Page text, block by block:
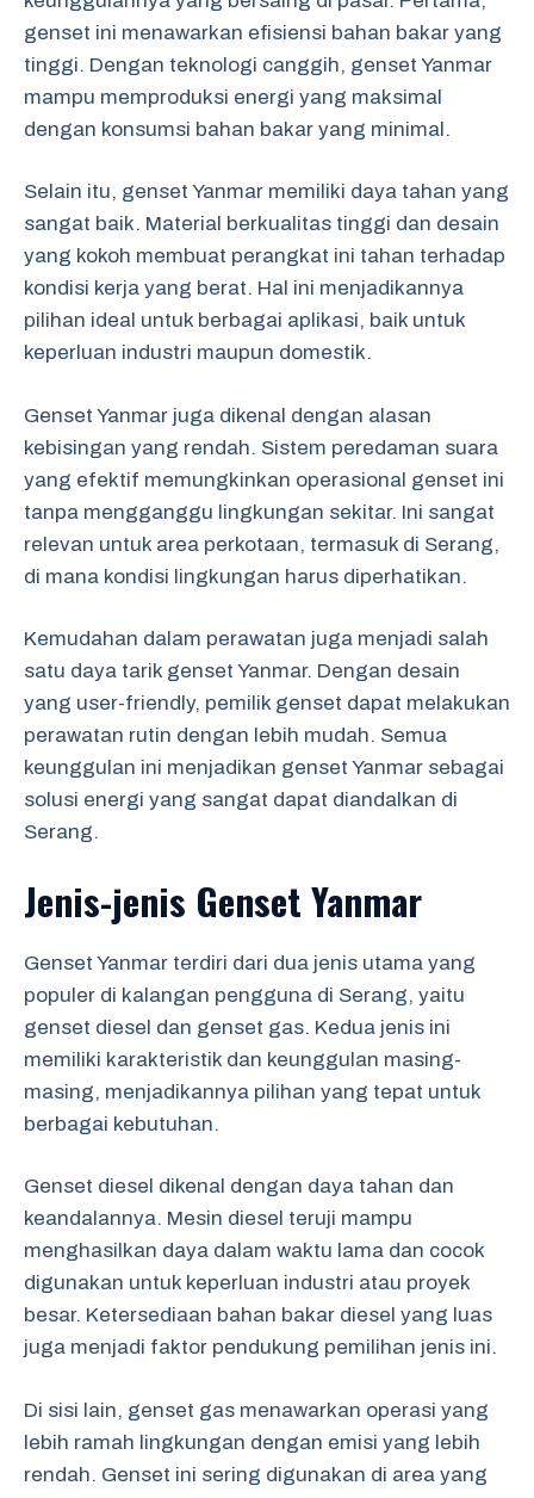
genset ini menawarkan efisiensi bahan bakar yang
tinggi. Dengan teknologi canggih, genset Yanmar
mampu memproduksi energi yang maksimal
dengan konsumsi bahan bakar yang minimal.
Selain itu, genset Yanmar memiliki daya tahan yang
sangat baik. Material berkualitas tinggi dan desain
yang kokoh membuat perangkat ini tahan terhadap
kondisi kerja yang berat. Hal ini menjadikannya
pilihan ideal untuk berbagai aplikasi, baik untuk
keperluan industri maupun domestik.
Genset Yanmar juga dikenal dengan alasan
kebisingan yang rendah. Sistem peredaman suara
yang efektif memungkinkan operasional genset ini
tanpa mengganggu lingkungan sekitar. Ini sangat
relevan untuk area perkotaan, termasuk di Serang,
di mana kondisi lingkungan harus diperhatikan.
Kemudahan dalam perawatan juga menjadi salah
satu daya tarik genset Yanmar. Dengan desain
yang user-friendly, pemilik genset dapat melakukan
perawatan rutin dengan lebih mudah. Semua
keunggulan ini menjadikan genset Yanmar sebagai
solusi energi yang sangat dapat diandalkan di
Serang.
Jenis-jenis Genset Yanmar
Genset Yanmar terdiri dari dua jenis utama yang
populer di kalangan pengguna di Serang, yaitu
genset diesel dan genset gas. Kedua jenis ini
memiliki karakteristik dan keunggulan masing-
masing, menjadikannya pilihan yang tepat untuk
berbagai kebutuhan.
Genset diesel dikenal dengan daya tahan dan
keandalannya. Mesin diesel teruji mampu
menghasilkan daya dalam waktu lama dan cocok
digunakan untuk keperluan industri atau proyek
besar. Ketersediaan bahan bakar diesel yang luas
juga menjadi faktor pendukung pemilihan jenis ini.
Di sisi lain, genset gas menawarkan operasi yang
lebih ramah lingkungan dengan emisi yang lebih
rendah. Genset ini sering digunakan di area yang